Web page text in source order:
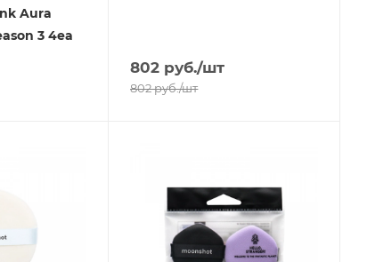
Aura
3 4ea
802 руб./шт
802руб./шт